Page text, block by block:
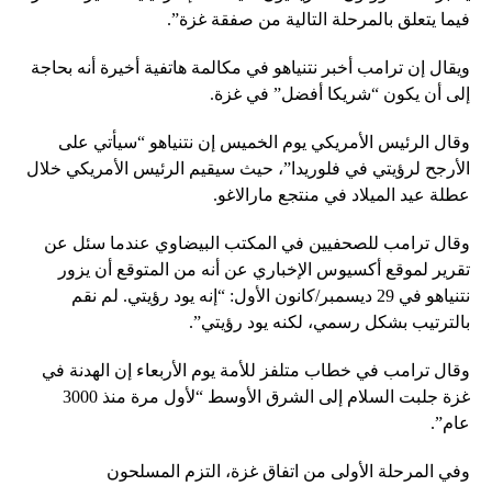
فيما يتعلق بالمرحلة التالية من صفقة غزة”.
ويقال إن ترامب أخبر نتنياهو في مكالمة هاتفية أخيرة أنه بحاجة
إلى أن يكون “شريكا أفضل” في غزة.
وقال الرئيس الأمريكي يوم الخميس إن نتنياهو “سيأتي على
الأرجح لرؤيتي في فلوريدا”، حيث سيقيم الرئيس الأمريكي خلال
عطلة عيد الميلاد في منتجع مارالاغو.
وقال ترامب للصحفيين في المكتب البيضاوي عندما سئل عن
تقرير لموقع أكسيوس الإخباري عن أنه من المتوقع أن يزور
نتنياهو في 29 ديسمبر/كانون الأول: “إنه يود رؤيتي. لم نقم
بالترتيب بشكل رسمي، لكنه يود رؤيتي”.
وقال ترامب في خطاب متلفز للأمة يوم الأربعاء إن الهدنة في
غزة جلبت السلام إلى الشرق الأوسط “لأول مرة منذ 3000
عام”.
وفي المرحلة الأولى من اتفاق غزة، التزم المسلحون